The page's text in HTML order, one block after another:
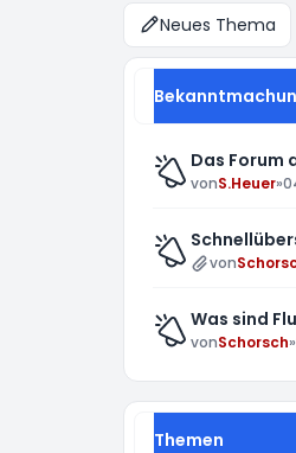
Neues Thema
Das Forum
vonS.Heuer»
von
Was sind
vonSchorsch»
Themen